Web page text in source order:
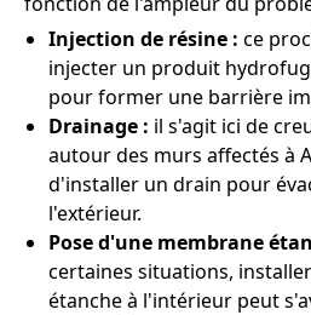
Injection de résine : ce
injecter un produit
pour former une barrière
Drainage : il s'agit ici de
autour des murs affectés à
d'installer un drain pour
l'extérieur.
Pose d'une membrane
certaines situations,
étanche à l'intérieur peut